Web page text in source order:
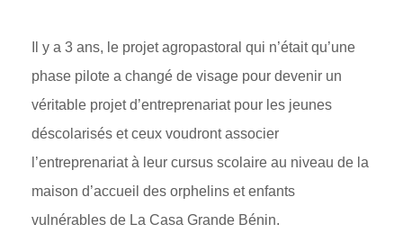
Il y a 3 ans, le projet agropastoral qui n’était qu’une
phase pilote a changé de visage pour devenir un
véritable projet d’entreprenariat pour les jeunes
déscolarisés et ceux voudront associer
l’entreprenariat à leur cursus scolaire au niveau de la
maison d’accueil des orphelins et enfants
vulnérables de La Casa Grande Bénin.